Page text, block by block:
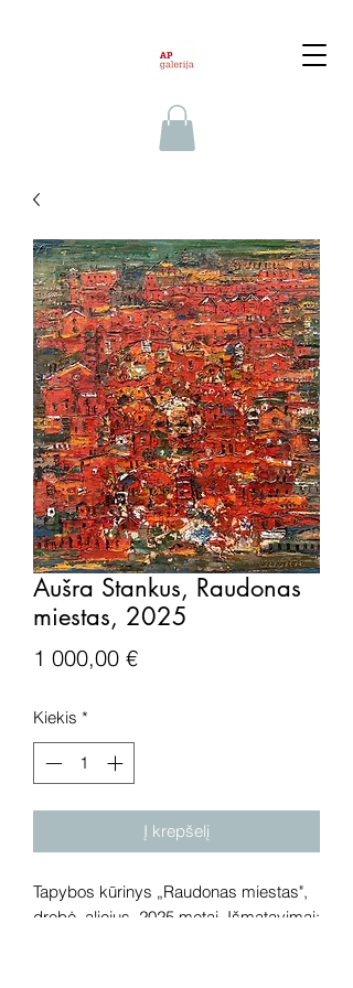
Aušra Stankus, Raudonas
miestas, 2025
1 000,00 €Price
Kiekis *
Į krepšelį
Tapybos kūrinys „Raudonas miestas",
drobė, aliejus, 2025 metai. Išmatavimai: